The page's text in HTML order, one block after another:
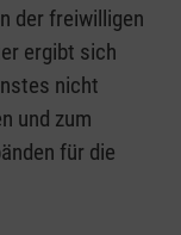
der freiwilligen
ergibt sich
nicht
und zum
für die